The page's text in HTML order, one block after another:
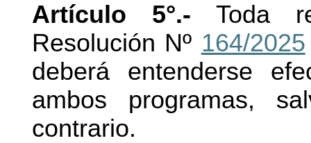
Artículo 5°.- Toda
Resolución Nº 164/2025
deberá entenderse
ambos programas,
contrario.